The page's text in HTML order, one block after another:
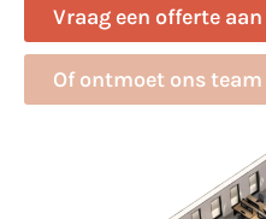
Vraag een offerte aan
Of ontmoet ons team